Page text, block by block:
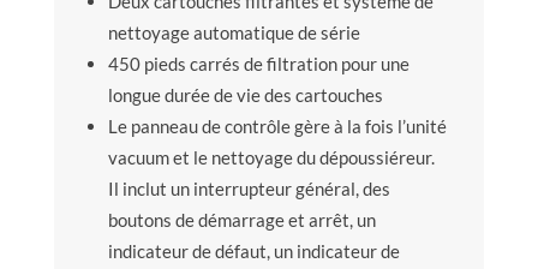
nettoyage automatique de série
450 pieds carrés de filtration pour une
longue durée de vie des cartouches
Le panneau de contrôle gère à la fois l’unité
vacuum et le nettoyage du dépoussiéreur.
Il inclut un interrupteur général, des
boutons de démarrage et arrêt, un
indicateur de défaut, un indicateur de